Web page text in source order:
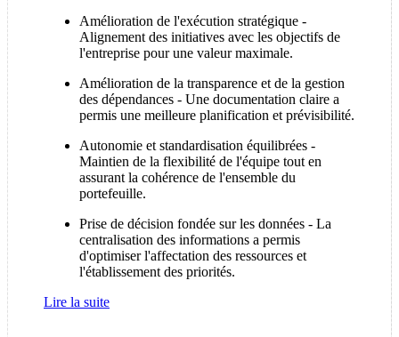
Amélioration de l'exécution stratégique -
Alignement des initiatives avec les objectifs de
l'entreprise pour une valeur maximale.
Amélioration de la transparence et de la gestion
des dépendances - Une documentation claire a
permis une meilleure planification et prévisibilité.
Autonomie et standardisation équilibrées -
Maintien de la flexibilité de l'équipe tout en
assurant la cohérence de l'ensemble du
portefeuille.
Prise de décision fondée sur les données - La
centralisation des informations a permis
d'optimiser l'affectation des ressources et
l'établissement des priorités.
Lire la suite